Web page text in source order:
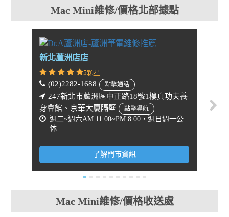
Mac Mini維修/價格北部據點
新北蘆洲店店
5顆星
(02)2282-1688 點擊通話
247新北市蘆洲區中正路18號1樓真功夫養
身會館、京華大廈隔壁
點擊導航
週二~週六AM:11:00~PM:8:00，週日週一公
休
了解門市資訊
灣大
Mac Mini維修/價格收送處